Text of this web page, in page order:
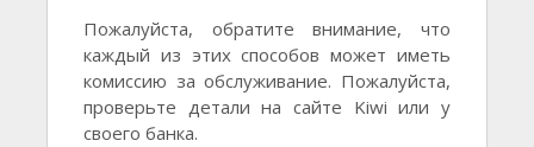
Пожалуйста, обратите внимание, что
каждый из этих способов может иметь
комиссию за обслуживание. Пожалуйста,
проверьте детали на сайте Kiwi или у
своего банка.